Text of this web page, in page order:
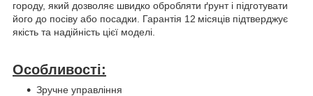
городу, який дозволяє швидко обробляти ґрунт і підготувати
його до посіву або посадки. Гарантія 12 місяців підтверджує
якість та надійність цієї моделі.
Особливості:
Зручне управління